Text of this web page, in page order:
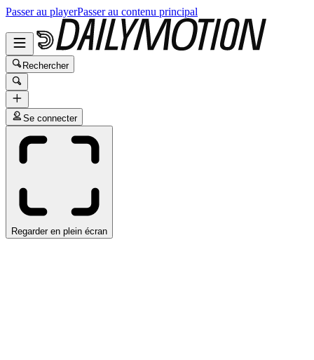
Passer au playerPasser au contenu principal
Rechercher
Se connecter
Regarder en plein écran